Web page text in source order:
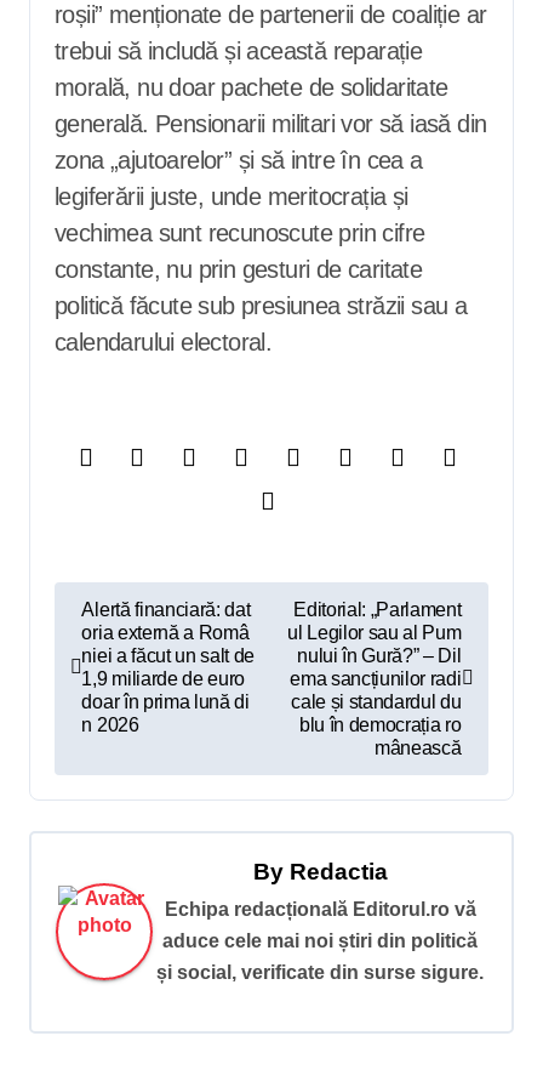
roșii” menționate de partenerii de coaliție ar
trebui să includă și această reparație
morală, nu doar pachete de solidaritate
generală. Pensionarii militari vor să iasă din
zona „ajutoarelor” și să intre în cea a
legiferării juste, unde meritocrația și
vechimea sunt recunoscute prin cifre
constante, nu prin gesturi de caritate
politică făcute sub presiunea străzii sau a
calendarului electoral.
a
r
e
î
n
r
Alertă financiară: dat
oria externă a Româ
niei a făcut un salt de
1,9 miliarde de euro
doar în prima lună di
n 2026
Editorial: „Parlament
ul Legilor sau al Pum
nului în Gură?” – Dil
ema sancțiunilor radi
cale și standardul du
blu în democrația ro
mânească
By Redactia
Echipa redacțională Editorul.ro vă
aduce cele mai noi știri din politică
și social, verificate din surse sigure.